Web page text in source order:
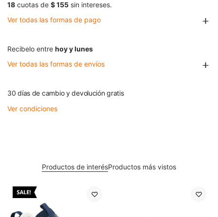
18 cuotas de $ 155 sin intereses.
Ver todas las formas de pago
Recibelo entre hoy y lunes
Ver todas las formas de envíos
30 días de cambio y devolución gratis
Ver condiciones
Productos de interésProductos más vistos